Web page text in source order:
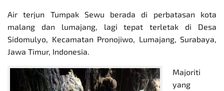
Air terjun Tumpak Sewu berada di perbatasan kota
malang dan lumajang, lagi tepat terletak di Desa
Sidomulyo, Kecamatan Pronojiwo, Lumajang, Surabaya,
Jawa Timur, Indonesia.
Majoriti
yang